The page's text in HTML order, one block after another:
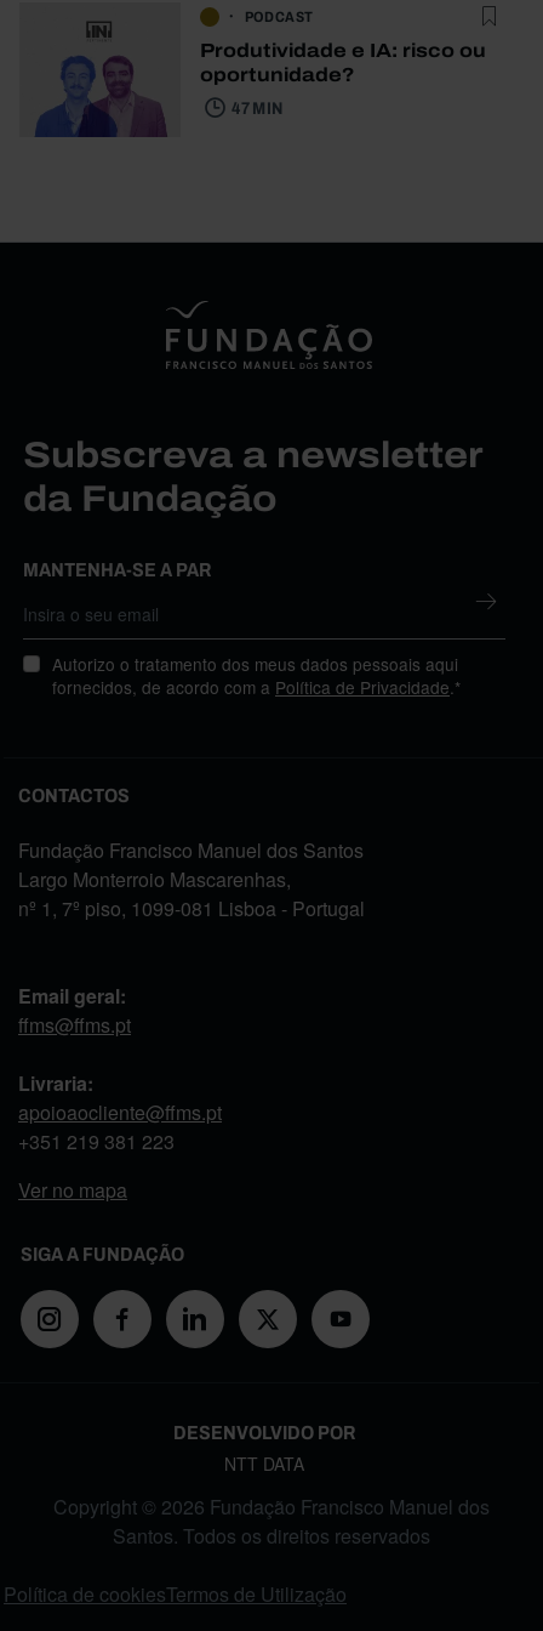
PODCAST
Produtividade e IA: risco ou
oportunidade?
47 MIN
Subscreva a newsletter
da Fundação
MANTENHA-SE A PAR
Autorizo o tratamento dos meus dados pessoais aqui
fornecidos, de acordo com a Política de Privacidade .*
CONTACTOS
Fundação Francisco Manuel dos Santos
Largo Monterroio Mascarenhas,
nº 1, 7º piso, 1099-081 Lisboa - Portugal
Email geral:
ffms@ffms.pt
Livraria:
apoioaocliente@ffms.pt
+351 219 381 223
Ver no mapa
SIGA A FUNDAÇÃO
DESENVOLVIDO POR
NTT DATA
Copyright © 2026 Fundação Francisco Manuel dos
Santos. Todos os direitos reservados
Política de cookiesTermos de Utilização